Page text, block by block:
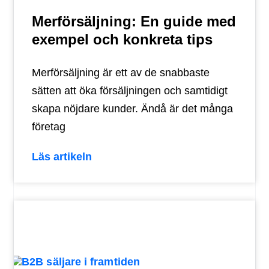
Merförsäljning: En guide med
exempel och konkreta tips
Merförsäljning är ett av de snabbaste
sätten att öka försäljningen och samtidigt
skapa nöjdare kunder. Ändå är det många
företag
Läs artikeln